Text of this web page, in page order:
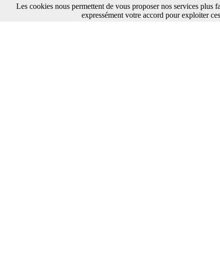
Les cookies nous permettent de vous proposer nos services plus
expressément votre accord pour exploiter